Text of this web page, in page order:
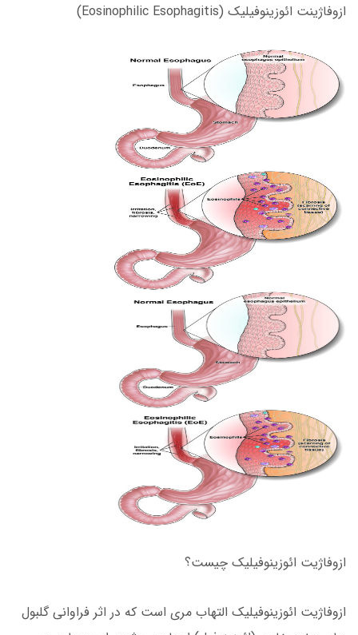
ازوفاژینت ائوزینوفیلیک (Eosinophilic Esophagitis)
ازوفاژیت ائوزینوفیلیک چیست؟
ازوفاژیت ائوزینوفیلیک التهاب مری است که در اثر فراوانی گلبول